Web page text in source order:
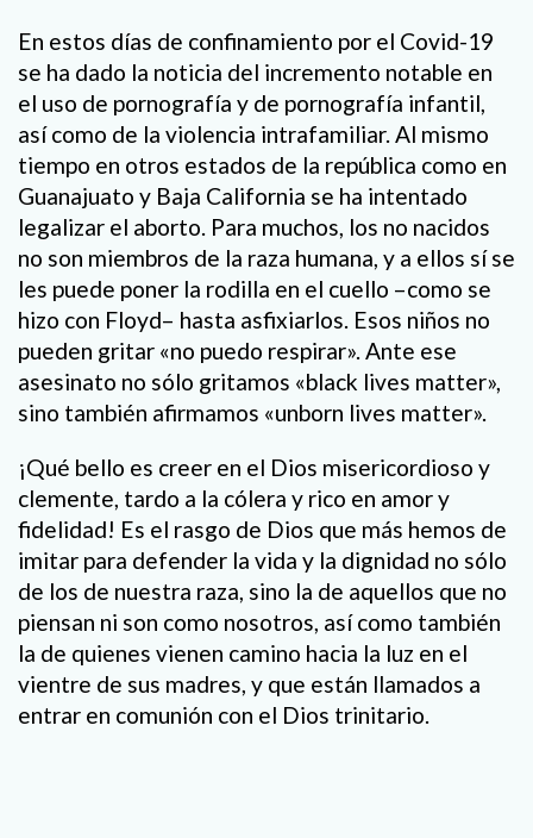
En estos días de confinamiento por el Covid-19
se ha dado la noticia del incremento notable en
el uso de pornografía y de pornografía infantil,
así como de la violencia intrafamiliar. Al mismo
tiempo en otros estados de la república como en
Guanajuato y Baja California se ha intentado
legalizar el aborto. Para muchos, los no nacidos
no son miembros de la raza humana, y a ellos sí se
les puede poner la rodilla en el cuello –como se
hizo con Floyd– hasta asfixiarlos. Esos niños no
pueden gritar «no puedo respirar». Ante ese
asesinato no sólo gritamos «black lives matter»,
sino también afirmamos «unborn lives matter».
¡Qué bello es creer en el Dios misericordioso y
clemente, tardo a la cólera y rico en amor y
fidelidad! Es el rasgo de Dios que más hemos de
imitar para defender la vida y la dignidad no sólo
de los de nuestra raza, sino la de aquellos que no
piensan ni son como nosotros, así como también
la de quienes vienen camino hacia la luz en el
vientre de sus madres, y que están llamados a
entrar en comunión con el Dios trinitario.